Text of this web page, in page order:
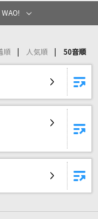
の一覧
WAO!
順 人気順 50音順